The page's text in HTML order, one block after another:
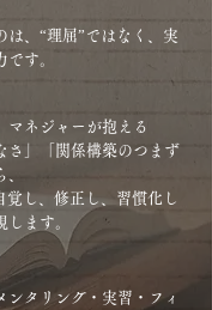
は、“理屈”ではなく、実
す。
マネジャーが抱える
さ」「関係構築のつまず
覚し、修正し、習慣化し
します。
タリング・実習・フィ